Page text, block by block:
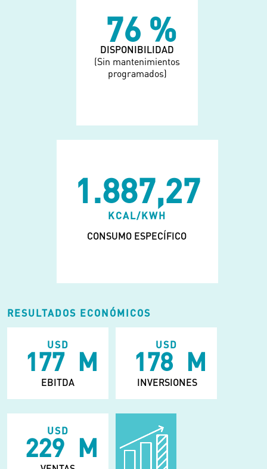
84 %
DISPONIBILIDAD
(Sin mantenimientos
programados)
1.887,27
KCAL/KWH
CONSUMO ESPECÍFICO
RESULTADOS ECONÓMICOS
USD
224 M
EBITDA
USD
225 M
INVERSIONES
USD
301 M